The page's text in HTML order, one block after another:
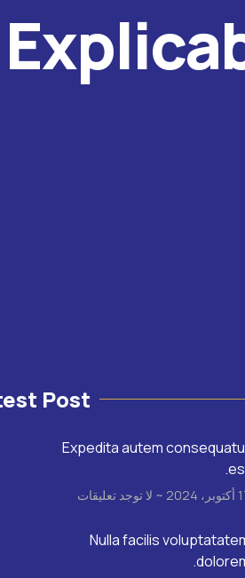
Post
Expedita autem
2024 لا توجد تعليقات
Nulla facilis